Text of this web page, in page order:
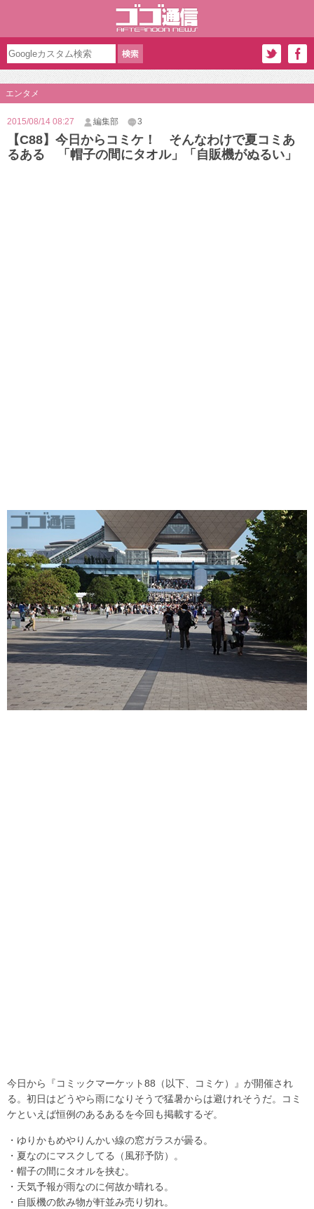
エンタメ
2015/08/14 08:27 編集部 3
【C88】今日からコミケ！ そんなわけで夏コミあ
るある 「帽子の間にタオル」「自販機がぬるい」
今日から『コミックマーケット88（以下、コミケ）』が開催され
る。初日はどうやら雨になりそうで猛暑からは避けれそうだ。コミ
ケといえば恒例のあるあるを今回も掲載するぞ。
・ゆりかもめやりんかい線の窓ガラスが曇る。
・夏なのにマスクしてる（風邪予防）。
・帽子の間にタオルを挟む。
・天気予報が雨なのに何故か晴れる。
・自販機の飲み物が軒並み売り切れ。